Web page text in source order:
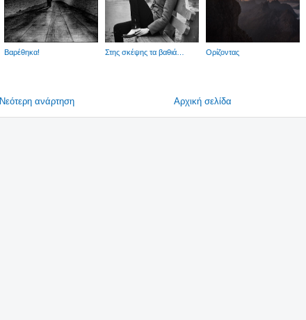
Βαρέθηκα! Στης σκέψης τα βαθιά… Ορίζοντας
Νεότερη ανάρτηση Αρχική σελίδα